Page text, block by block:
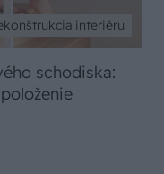
interiéru
schodiska: